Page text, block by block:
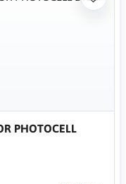
PHOTOCELL